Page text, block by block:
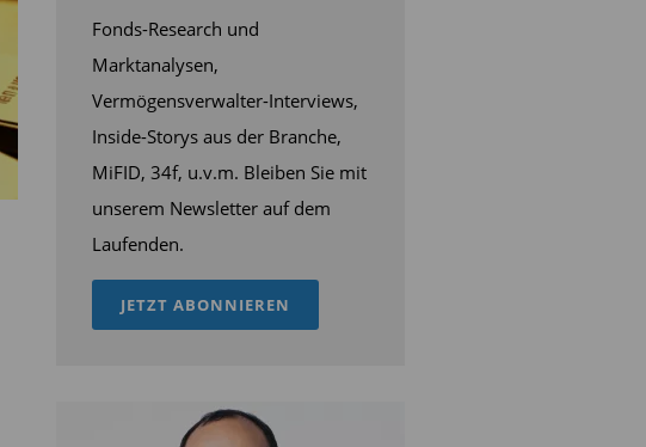
Fonds-Research und
Marktanalysen,
Vermögensverwalter-Interviews,
Inside-Storys aus der Branche,
MiFID, 34f, u.v.m. Bleiben Sie mit
unserem Newsletter auf dem
Laufenden.
JETZT ABONNIEREN